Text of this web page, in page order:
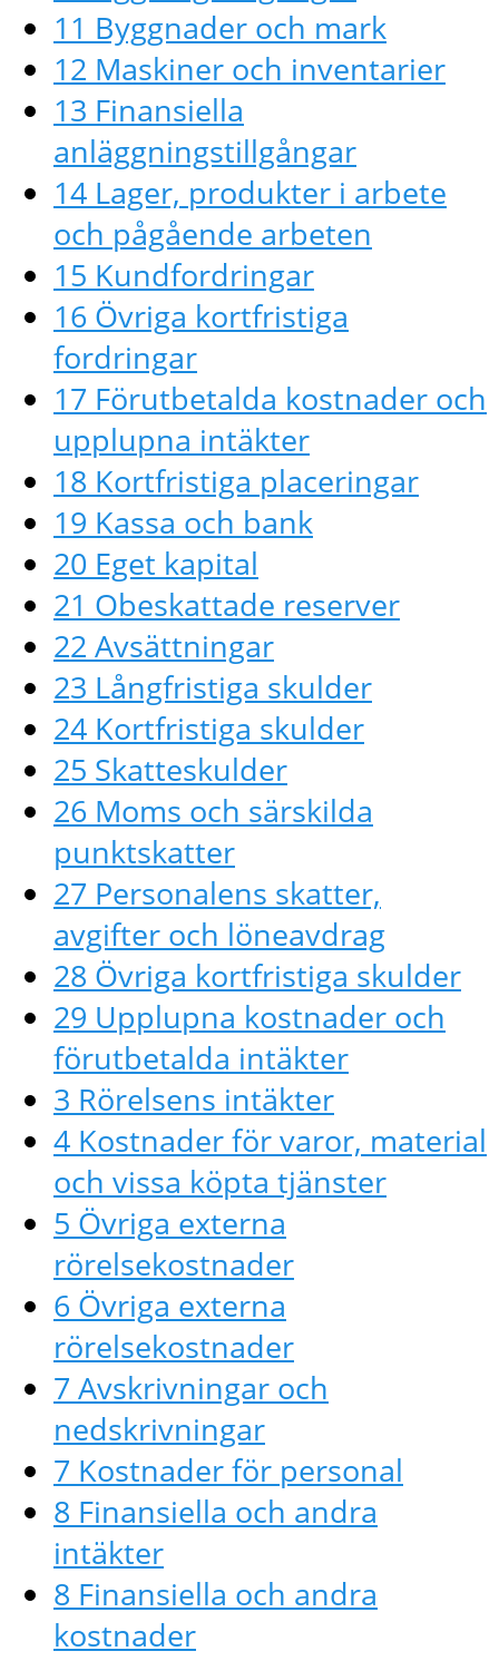
11 Byggnader och mark
12 Maskiner och inventarier
13 Finansiella
anläggningstillgångar
14 Lager, produkter i arbete
och pågående arbeten
15 Kundfordringar
16 Övriga kortfristiga
fordringar
17 Förutbetalda kostnader och
upplupna intäkter
18 Kortfristiga placeringar
19 Kassa och bank
20 Eget kapital
21 Obeskattade reserver
22 Avsättningar
23 Långfristiga skulder
24 Kortfristiga skulder
25 Skatteskulder
26 Moms och särskilda
punktskatter
27 Personalens skatter,
avgifter och löneavdrag
28 Övriga kortfristiga skulder
29 Upplupna kostnader och
förutbetalda intäkter
3 Rörelsens intäkter
4 Kostnader för varor, material
och vissa köpta tjänster
5 Övriga externa
rörelsekostnader
6 Övriga externa
rörelsekostnader
7 Avskrivningar och
nedskrivningar
7 Kostnader för personal
8 Finansiella och andra
intäkter
8 Finansiella och andra
kostnader